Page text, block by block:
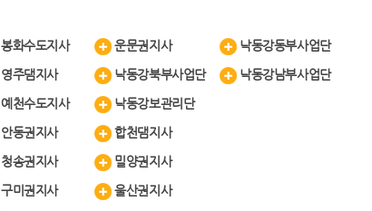
봉화수도지사
영주댐지사
예천수도지사
안동권지사
청송권지사
구미권지사
운문권지사
낙동강북부사업단
낙동강보관리단
합천댐지사
밀양권지사
울산권지사
낙동강동부사업단
낙동강남부사업단